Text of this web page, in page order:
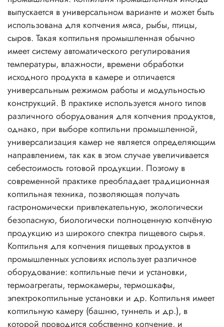
выпускается в универсальном варианте и может быть
использована для копчения мяса, рыбы, птицы,
сыров. Такая коптильня промышленная обычно
имеет систему автоматического регулирования
температуры, влажности, времени обработки
исходного продукта в камере и отличается
универсальным режимом работы и модульностью
конструкций. В практике используется много типов
различного оборудования для копчения продуктов,
однако, при выборе коптильни промышленной,
универсализация камер не является определяющим
направлением, так как в этом случае увеличивается
себестоимость готовой продукции. Поэтому в
современной практике преобладает традиционная
коптильная техника, позволяющая получать
гастрономически привлекательную, экологически
безопасную, биологически полноценную копчёную
продукцию из широкого спектра пищевого сырья.
Коптильня для копчения пищевых продуктов в
промышленных условиях использует различное
оборудование: коптильные печи и установки,
термоагрегаты, термокамеры, термошкафы,
электрокоптильные установки и др. Коптильня имеет
коптильную камеру (башню, туннель и др.), в
которой проводится собственно копчение, и